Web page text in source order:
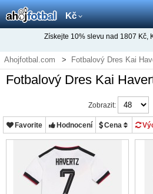
Kč
Získejte 10% slevu nad 1807 Kč,
Ahojfotbal.com Fotbalový Dres Kai
Fotbalový Dres Kai
Zobrazit:
Favorite Hodnocení Cena